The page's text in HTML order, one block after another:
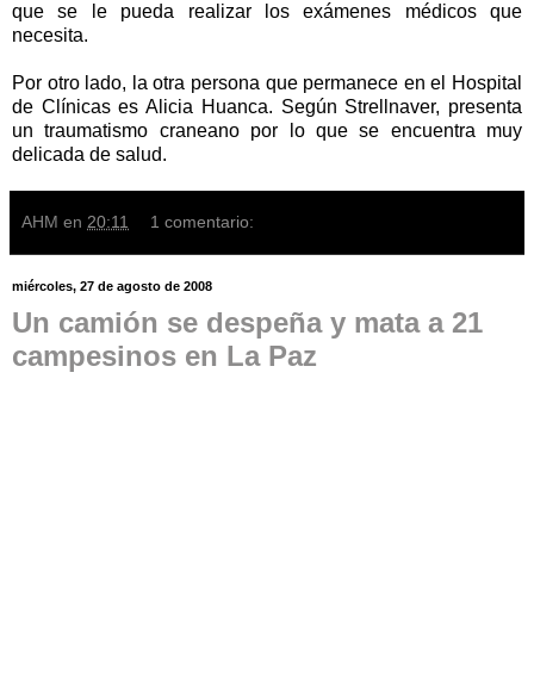
que se le pueda realizar los exámenes médicos que
necesita.
Por otro lado, la otra persona que permanece en el Hospital
de Clínicas es Alicia Huanca. Según Strellnaver, presenta
un traumatismo craneano por lo que se encuentra muy
delicada de salud.
AHM en 20:11 1 comentario:
miércoles, 27 de agosto de 2008
Un camión se despeña y mata a 21
campesinos en La Paz